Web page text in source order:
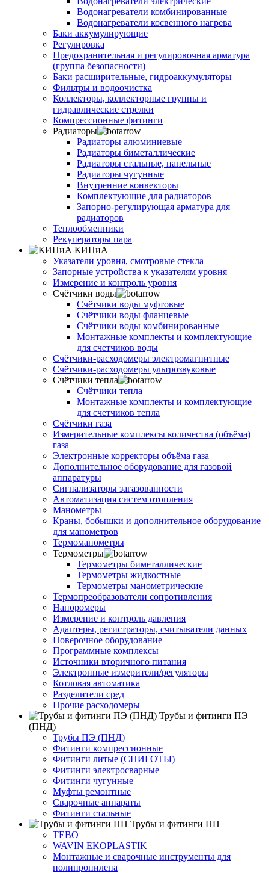
Водонагреватели комбинированные
Водонагреватели косвенного нагрева
Баки аккумулирующие
Регулировка
Предохранительная и регулировочная арматура
(группа безопасности)
Баки расширительные, гидроаккумуляторы
Фильтры и водоочистка
Коллекторы, коллекторные группы и
гидравлические стрелки
Компрессионные фитинги
Радиаторы
Радиаторы алюминиевые
Радиаторы биметаллические
Радиаторы стальные, панельные
Радиаторы чугунные
Внутренние конвекторы
Комплектующие для радиаторов
Запорно-регулирующая арматура для
радиаторов
Теплообменники
Рекуператоры пара
КИПиА
Указатели уровня, смотровые стекла
Запорные устройства к указателям уровня
Измерение и контроль уровня
Счётчики воды
Счётчики воды муфтовые
Счётчики воды фланцевые
Счётчики воды комбинированные
Монтажные комплекты и комплектующие
для счетчиков воды
Счётчики-расходомеры электромагнитные
Счётчики-расходомеры ультрозвуковые
Счётчики тепла
Счётчики тепла
Монтажные комплекты и комплектующие
для счетчиков тепла
Счётчики газа
Измерительные комплексы количества (объёма)
газа
Электронные корректоры объёма газа
Дополнительное оборудование для газовой
аппаратуры
Сигнализаторы загазованности
Автоматизация систем отопления
Манометры
Краны, бобышки и дополнительное оборудование
для манометров
Термоманометры
Термометры
Термометры биметаллические
Термометры жидкостные
Термометры манометрические
Термопреобразователи сопротивления
Напоромеры
Измерение и контроль давления
Адаптеры, регистраторы, считыватели данных
Поверочное оборудование
Программные комплексы
Источники вторичного питания
Электронные измерители/регуляторы
Котловая автоматика
Разделители сред
Прочие расходомеры
Трубы и фитинги ПЭ
(ПНД)
Трубы ПЭ (ПНД)
Фитинги компрессионные
Фитинги литые (СПИГОТЫ)
Фитинги электросварные
Фитинги чугунные
Муфты ремонтные
Сварочные аппараты
Фитинги стальные
Трубы и фитинги ПП
TEBO
WAVIN EKOPLASTIK
Монтажные и сварочные инструменты для
полипропилена